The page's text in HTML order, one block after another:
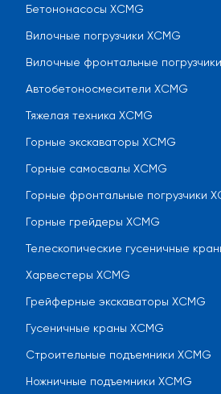
Бетононасосы XCMG
Вилочные погрузчики XCMG
Вилочные фронтальные
Автобетоносмесители XCMG
Тяжелая техника XCMG
Горные экскаваторы XCMG
Горные самосвалы XCMG
Горные фронтальные погрузчики
Горные грейдеры XCMG
Телескопические гусеничные
Харвестеры XCMG
Грейферные экскаваторы XCMG
Гусеничные краны XCMG
Строительные подъемники XCMG
Ножничные подъемники XCMG